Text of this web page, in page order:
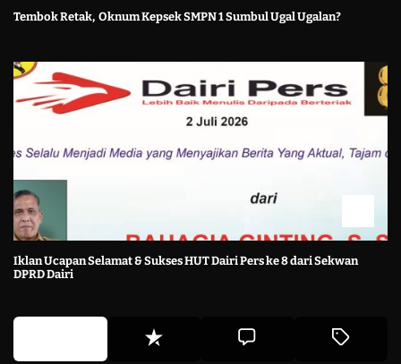
Tembok Retak, Oknum Kepsek SMPN 1 Sumbul Ugal Ugalan?
Iklan Ucapan Selamat & Sukses HUT Dairi Pers ke 8 dari Sekwan
DPRD Dairi